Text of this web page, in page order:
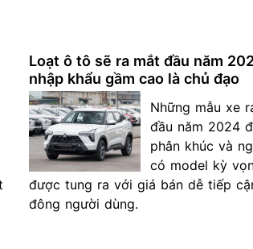
Loạt ô tô sẽ ra mắt đầu năm
nhập khẩu gầm cao là chủ đạo
Những mẫu xe
đầu năm 2024
phân khúc và
có model kỳ
được tung ra với giá bán dễ tiếp
đông người dùng.